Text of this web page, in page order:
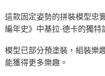
這款固定姿勢的拼裝模型忠
編年史》中基拉·德卡的獨特
模型已部分預塗裝，組裝樂
能獲得更多樂趣。